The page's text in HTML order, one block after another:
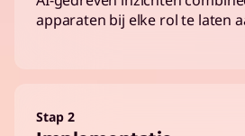
apparaten bij elke rol te laten
Stap 2